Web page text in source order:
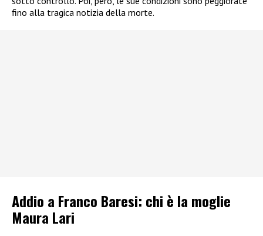
fino alla tragica notizia della morte.
Addio a Franco Baresi: chi è la moglie
Maura Lari